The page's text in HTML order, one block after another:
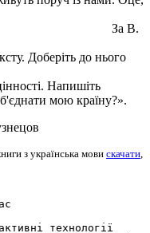
В.
Доберіть до нього
Напишіть
мою країну?».
з українська мовискачати,